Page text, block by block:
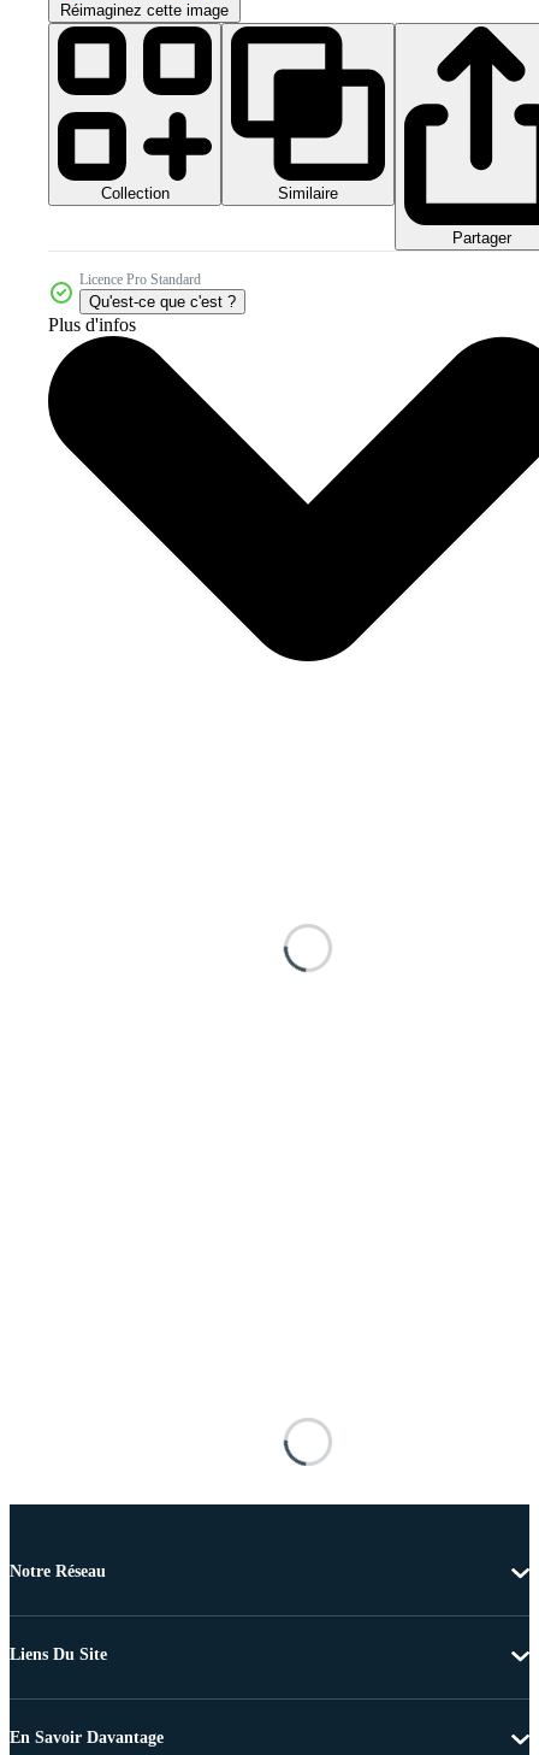
Réimaginez cette image
Collection Similaire
Partager
Licence Pro Standard
Qu'est-ce que c'est ?
Plus d'infos
Notre Réseau
Liens Du Site
En Savoir Davantage